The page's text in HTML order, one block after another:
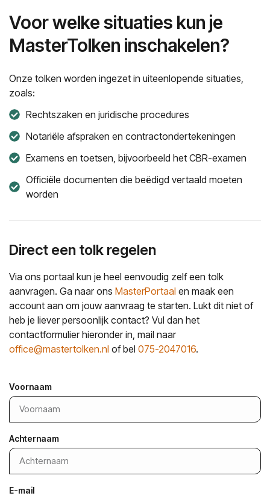
Voor welke situaties kun je
MasterTolken inschakelen?
Onze tolken worden ingezet in uiteenlopende situaties,
zoals:
Rechtszaken en juridische procedures
Notariële afspraken en contractondertekeningen
Examens en toetsen, bijvoorbeeld het CBR-examen
Officiële documenten die beëdigd vertaald moeten
worden
Direct een tolk regelen
Via ons portaal kun je heel eenvoudig zelf een tolk
aanvragen. Ga naar ons MasterPortaal en maak een
account aan om jouw aanvraag te starten. Lukt dit niet of
heb je liever persoonlijk contact? Vul dan het
contactformulier hieronder in, mail naar
office@mastertolken.nl of bel 075-2047016.
Voornaam
Achternaam
E-mail